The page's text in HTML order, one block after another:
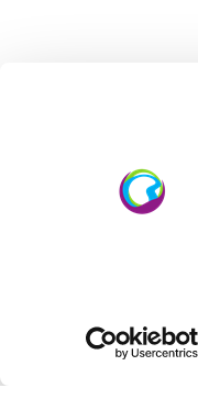
E-